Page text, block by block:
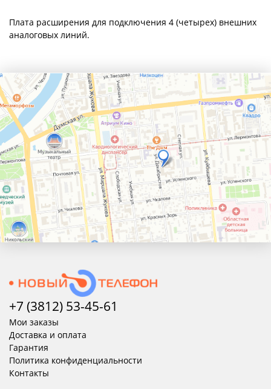
Плата расширения для подключения 4 (четырех) внешних
аналоговых линий.
+7 (3812) 53-45-61
Мои заказы
Доставка и оплата
Гарантия
Политика конфиденциальности
Контакты